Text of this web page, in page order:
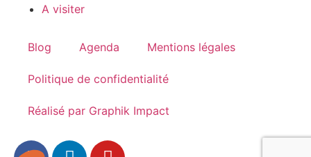
A visiter
Blog Agenda Mentions légales
Politique de confidentialité
Réalisé par Graphik Impact